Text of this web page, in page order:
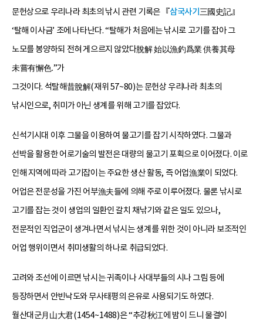
문헌상으로 우리나라 최초의 낚시 관련 기록은 『삼국사기 三國史記』
‘탈해 이사금’ 조에 나타난다. “탈해가 처음에는 낚시로 고기를 잡아 그
노모를 봉양하되 전혀 게으르지 않았다脫解 始以漁釣爲業 供養其母
未嘗有懈色.”가
그것이다. 석탈해昔脫解(재위 57~80)는 문헌상 우리나라 최초의
낚시인으로, 취미가 아닌 생계를 위해 고기를 잡았다.
신석기시대 이후 그물을 이용하여 물고기를 잡기 시작하였다. 그물과
선박을 활용한 어로기술의 발전은 대량의 물고기 포획으로 이어졌다. 이로
인해 지역에 따라 고기잡이는 주요한 생산 활동, 즉 어업漁業이 되었다.
어업은 전문성을 가진 어부漁夫들에 의해 주로 이루어졌다. 물론 낚시로
고기를 잡는 것이 생업의 일환인 갈치 채낚기와 같은 일도 있으나,
전문적인 직업군이 생겨나면서 낚시는 생계를 위한 것이 아니라 보조적인
어업 행위이면서 취미생활의 하나로 취급되었다.
고려와 조선에 이르면 낚시는 귀족이나 사대부들의 시나 그림 등에
등장하면서 안빈낙도와 무사태평의 은유로 사용되기도 하였다.
월산대군月山大君(1454~1488)은 “추강秋江에 밤이 드니 물결이